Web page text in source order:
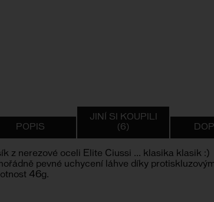
POPIS
JINÍ SI KOUPILI
(6)
z nerezové oceli Elite Ciussi ... klasika klasik :)
pevné uchycení láhve díky
46g.